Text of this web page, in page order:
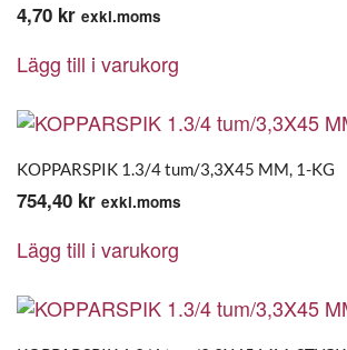
4,70 kr exkl.moms
Lägg till i varukorg
KOPPARSPIK 1.3/4 tum/3,3X45 MM, 1-KG
754,40 kr exkl.moms
Lägg till i varukorg